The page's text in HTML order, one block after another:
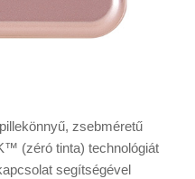
zsebméretű
(zéró tinta) technológiát
segítségével